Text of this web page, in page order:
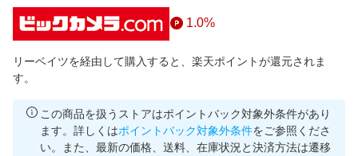
1.0%
リーベイツを経由して購入すると、楽天ポイントが還元されま
す。
この商品を扱うストアはポイントバック対象外条件があり
ます。詳しくはポイントバック対象外条件をご参照くださ
い。また、最新の価格、送料、在庫状況と決済方法は遷移